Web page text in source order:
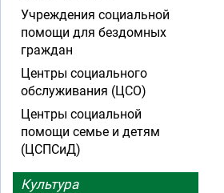
Учреждения социальной
помощи для бездомных
граждан
Центры социального
обслуживания (ЦСО)
Центры социальной
помощи семье и детям
(ЦСПСиД)
Культура